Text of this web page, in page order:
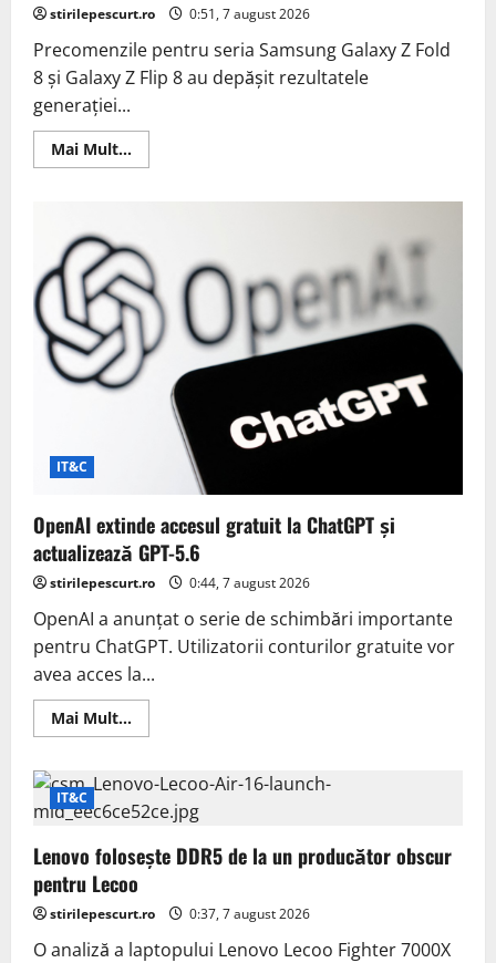
stirilepescurt.ro 0:51, 7 august 2026
Precomenzile pentru seria Samsung Galaxy Z Fold
8 și Galaxy Z Flip 8 au depășit rezultatele
generației...
Mai Mult...Read
more
8
confirmă
interesul
mare
pentru
pliabilele
wide-
fold
IT&C
OpenAI extinde accesul gratuit la ChatGPT și
actualizează GPT-5.6
stirilepescurt.ro 0:44, 7 august 2026
OpenAI a anunțat o serie de schimbări importante
pentru ChatGPT. Utilizatorii conturilor gratuite vor
avea acces la...
Mai Mult...Read
more
extinde
accesul
gratuit
la
și
actualizează
GPT-
IT&C
Lenovo folosește DDR5 de la un producător obscur
pentru Lecoo
stirilepescurt.ro 0:37, 7 august 2026
O analiză a laptopului Lenovo Lecoo Fighter 7000X